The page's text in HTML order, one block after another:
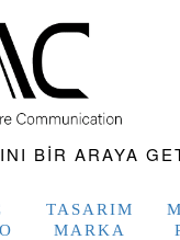
BIR ARAYA
TASARIM
MARKA